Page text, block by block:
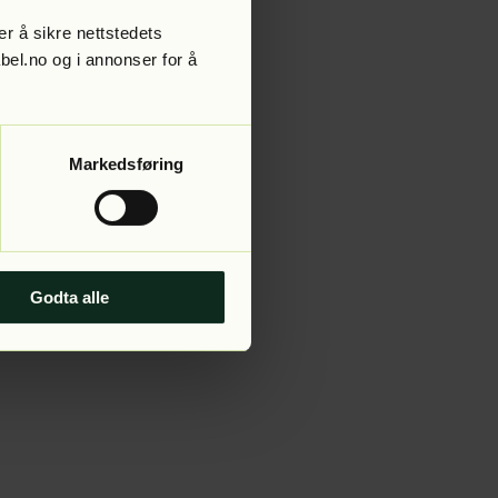
å sikre nettstedets
og i annonser for å
Markedsføring
Godta alle